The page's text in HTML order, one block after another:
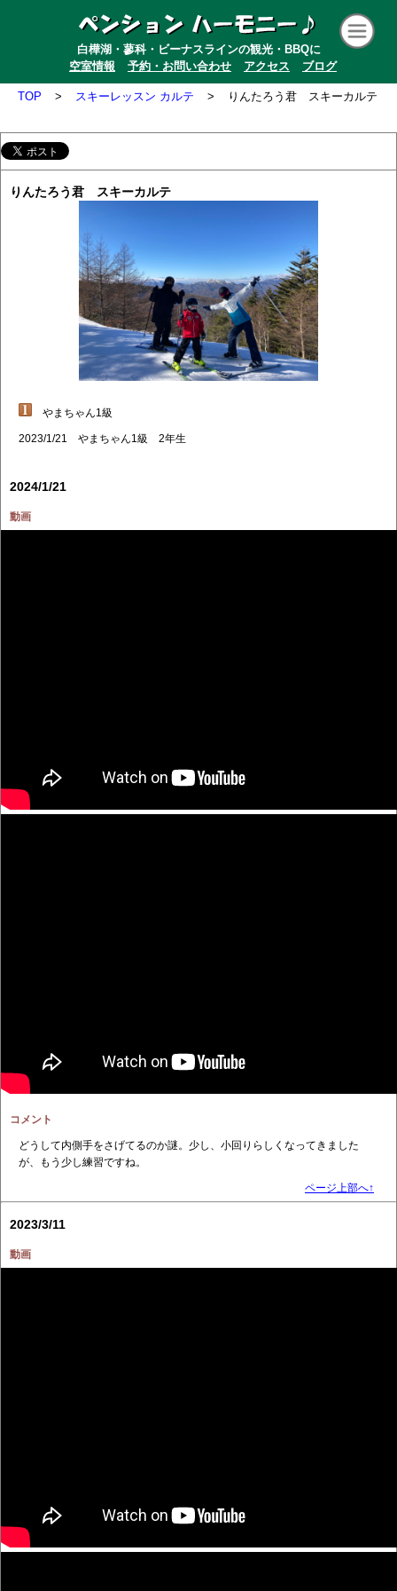
白樺湖・蓼科・ビーナスラインの観光・BBQに
空室情報
予約・お問い合わせ アクセス ブログ
TOP > スキーレッスン カルテ > りんたろう君 スキーカルテ
りんたろう君 スキーカルテ
やまちゃん1級
2023/1/21 やまちゃん1級 2年生
2024/1/21
動画
コメント
どうして内側手をさげてるのか謎。少し、小回りらしくなってきました
が、もう少し練習ですね。
ページ上部へ↑
2023/3/11
動画